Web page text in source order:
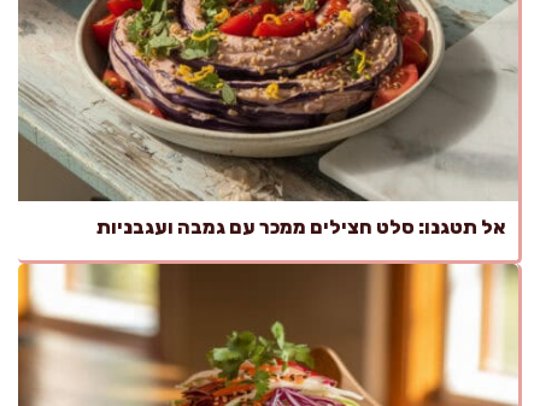
אל תטגנו: סלט חצילים ממכר עם גמבה ועגבניות